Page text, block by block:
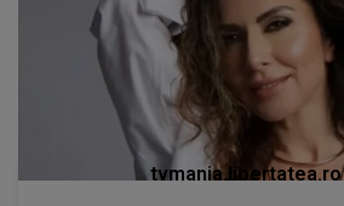
tvmania.libertatea.ro